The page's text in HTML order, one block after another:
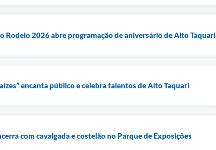
Rodeio 2026 abre programação de aniversário de Alto Taquari
encanta público e celebra talentos de Alto Taquari
com cavalgada e costelão no Parque de Exposições